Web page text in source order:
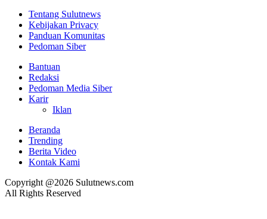
Tentang Sulutnews
Kebijakan Privacy
Panduan Komunitas
Pedoman Siber
Bantuan
Redaksi
Pedoman Media Siber
Karir
Iklan
Beranda
Trending
Berita Video
Kontak Kami
Copyright @2026 Sulutnews.com
All Rights Reserved